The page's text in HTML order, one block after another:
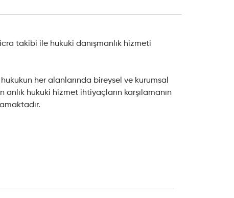
takibi ile hukuki danışmanlık hizmeti
her alanlarında bireysel ve kurumsal
anlık hukuki hizmet ihtiyaçların karşılamanın